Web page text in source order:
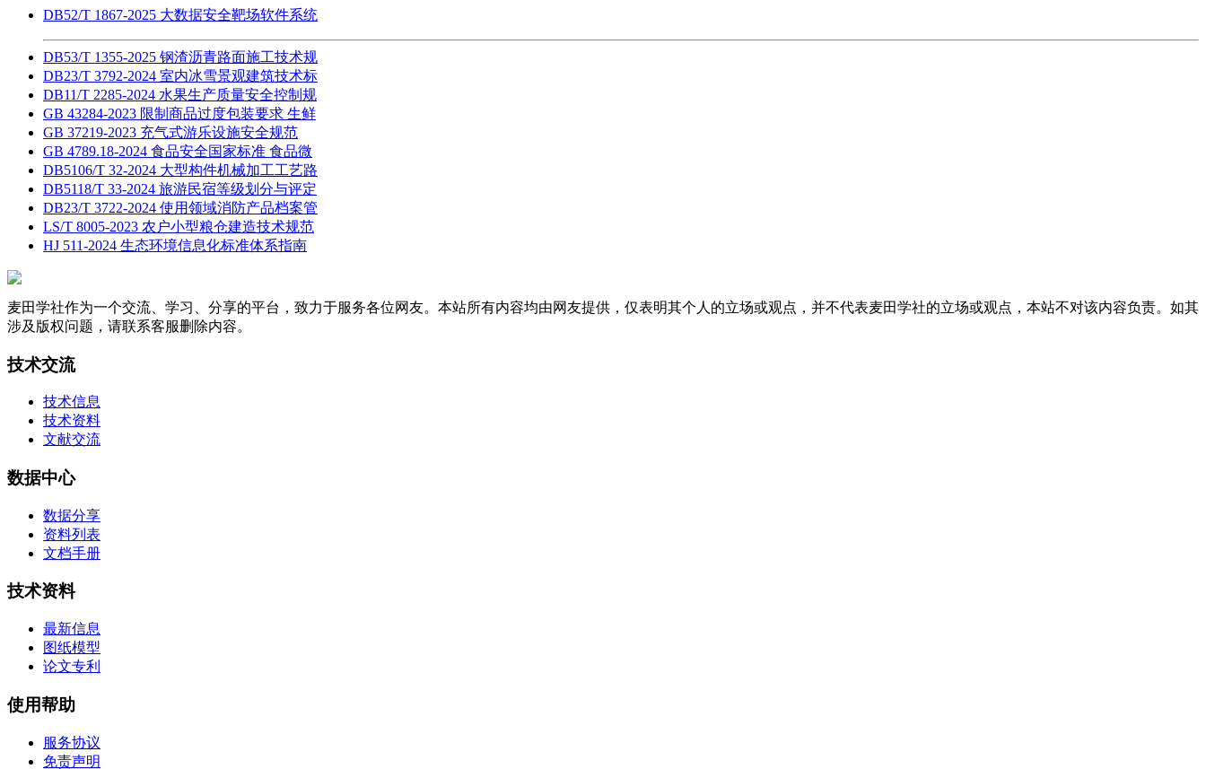
DB52/T 1867-2025 大数据安全靶场软件系统
DB53/T 1355-2025 钢渣沥青路面施工技术规
DB23/T 3792-2024 室内冰雪景观建筑技术标
DB11/T 2285-2024 水果生产质量安全控制规
GB 43284-2023 限制商品过度包装要求 生鲜
GB 37219-2023 充气式游乐设施安全规范
GB 4789.18-2024 食品安全国家标准 食品微
DB5106/T 32-2024 大型构件机械加工工艺路
DB5118/T 33-2024 旅游民宿等级划分与评定
DB23/T 3722-2024 使用领域消防产品档案管
LS/T 8005-2023 农户小型粮仓建造技术规范
HJ 511-2024 生态环境信息化标准体系指南
麦田学社作为一个交流、学习、分享的平台，致力于服务各位网友。本站所有内容均由网友提供，仅表明其个人的立场或观点，并不代表麦田学社的立场或观点，本站不对该内容负责。如其
涉及版权问题，请联系客服删除内容。
技术交流
技术信息
技术资料
文献交流
数据中心
数据分享
资料列表
文档手册
技术资料
最新信息
图纸模型
论文专利
使用帮助
服务协议
免责声明